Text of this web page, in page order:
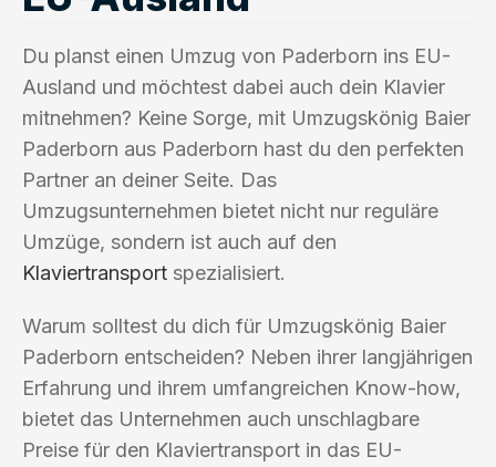
Du planst einen Umzug von Paderborn ins EU-
Ausland und möchtest dabei auch dein Klavier
mitnehmen? Keine Sorge, mit Umzugskönig Baier
Paderborn aus Paderborn hast du den perfekten
Partner an deiner Seite. Das
Umzugsunternehmen bietet nicht nur reguläre
Umzüge, sondern ist auch auf den
Klaviertransport spezialisiert.
Warum solltest du dich für Umzugskönig Baier
Paderborn entscheiden? Neben ihrer langjährigen
Erfahrung und ihrem umfangreichen Know-how,
bietet das Unternehmen auch unschlagbare
Preise für den Klaviertransport in das EU-